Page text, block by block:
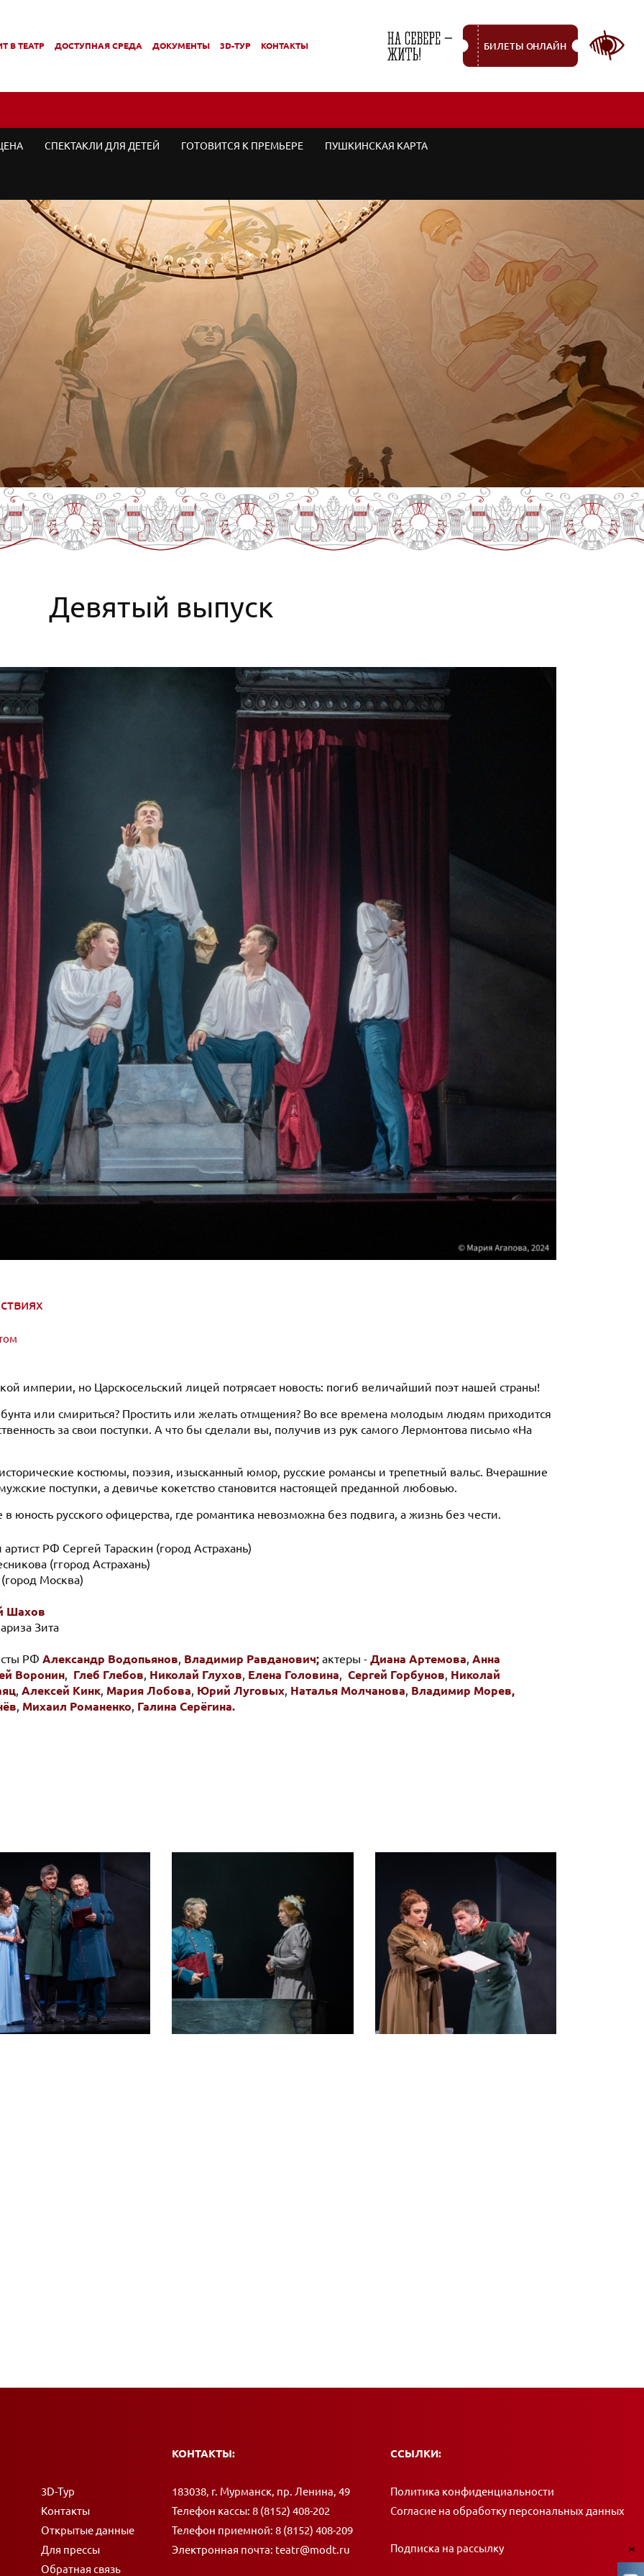
В ТЕАТР
ДОСТУПНАЯ СРЕДА
ДОКУМЕНТЫ
3D-ТУР КОНТАКТЫ БИЛЕТЫ ОНЛАЙН
СПЕКТАКЛИ ДЛЯ ДЕТЕЙ ГОТОВИТСЯ К ПРЕМЬЕРЕ ПУШКИНСКАЯ КАРТА
Девятый выпуск
империи, но Царскосельский лицей потрясает новость: погиб величайший поэт нашей страны!
или смириться? Простить или желать отмщения? Во все времена молодым людям приходится
за свои поступки. А что бы сделали вы, получив из рук самого Лермонтова письмо «На
костюмы, поэзия, изысканный юмор, русские романсы и трепетный вальс. Вчерашние
поступки, а девичье кокетство становится настоящей преданной любовью.
юность русского офицерства, где романтика невозможна без подвига, а жизнь без чести.
РФ Сергей Тараскин (город Астрахань)
(ггород Астрахань)
Москва)
Шахов
Зита
РФ Александр Водопьянов, Владимир Равданович; актеры - Диана Артемова, Анна
Воронин, Глеб Глебов, Николай Глухов, Елена Головина, Сергей Горбунов, Николай
, Алексей Кинк, Мария Лобова, Юрий Луговых, Наталья Молчанова, Владимир Морев,
, Михаил Романенко, Галина Серёгина.
3D-Тур
Контакты
Открытые данные
Для прессы
Обратная связь
КОНТАКТЫ:
Адрес:
183038, г. Мурманск, пр. Ленина, 49
Телефон кассы: 8 (8152) 408-202
Телефон приемной: 8 (8152) 408-209
Электронная почта: teatr@modt.ru
ССЫЛКИ:
Политика конфиденциальности
Согласие на обработку персональных данных
Подписка на рассылку x